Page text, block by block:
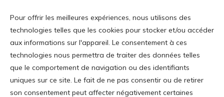
Pour offrir les meilleures expériences, nous utilisons des
technologies telles que les cookies pour stocker et/ou accéder
aux informations sur l'appareil. Le consentement à ces
technologies nous permettra de traiter des données telles
que le comportement de navigation ou des identifiants
uniques sur ce site. Le fait de ne pas consentir ou de retirer
son consentement peut affecter négativement certaines
Login
Mon Compte
Addresse: